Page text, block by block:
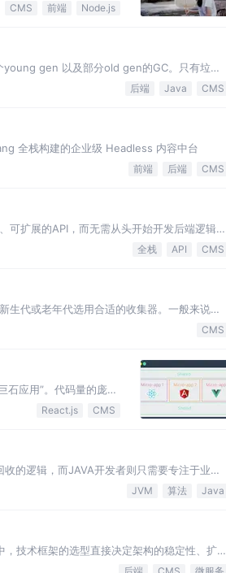
CMS 前端 Node.js
gen 以及部分old gen的GC。只有垃圾
后端 Java CMS
全栈构建的企业级 Headless 内容中台
前端 后端 CMS
扩展的API，而无需从头开始开发后端逻辑，
全栈 API CMS
生代或老年代选用合适的收集器。一般来说，
应当避免选择基于复制算法的收集器。 在…CMS
石应用”。代码量的庞
组件库、工程脚手架也
React.js CMS
的逻辑，而JAVA开发者则只需要专注于业务
这…
JVM 算法 Java
技术框架的选型直接决定架构的稳定性、扩展